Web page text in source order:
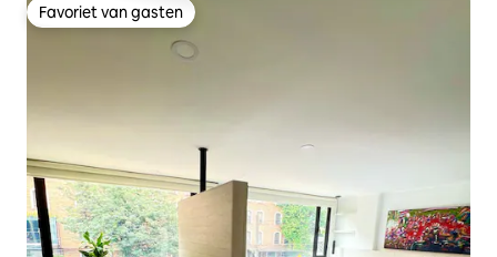
Favoriet van gasten
Favoriet van gasten